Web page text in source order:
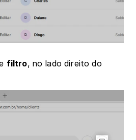
filtro, no lado direito do